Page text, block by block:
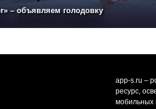
– объявляем голодовку
app-s.ru –
ресурс,
мобильных